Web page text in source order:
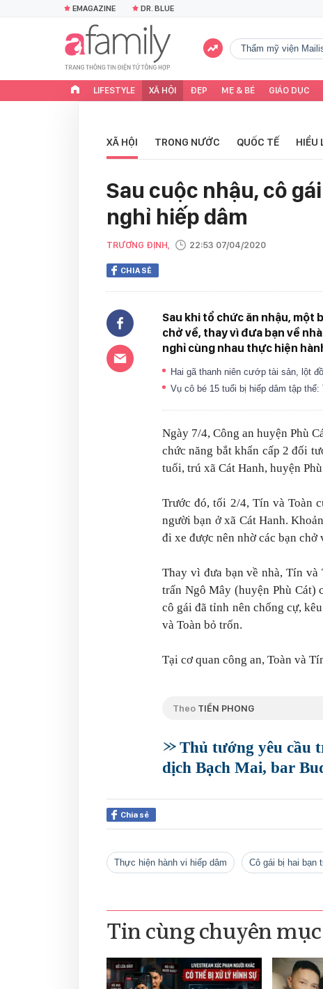
EMAGAZINE DR. BLUE
Thẩm mỹ viện
LIFESTYLE XÃ HỘI ĐẸP MẸ & BÉ GIÁO DỤC
XÃ HỘI TRONG NƯỚC QUỐC TẾ HIỂU
Sau cuộc nhậu, cô
nghỉ hiếp dâm
TRƯƠNG ĐỊNH, 22:53 07/04/2020
CHIA SẺ
Sau khi tổ chức ăn nhậu, một
chở về, thay vì đưa bạn về
nghỉ cùng nhau thực hiện
Hai gã thanh niên cướp tài sản, lột
Vụ cô bé 15 tuổi bị hiếp dâm tập
Ngày 7/4, Công an huyện Phù
chức năng bắt khẩn cấp 2 đối
tuổi, trú xã Cát Hanh, huyện
Trước đó, tối 2/4, Tín và Toàn
người bạn ở xã Cát Hanh.
đi xe được nên nhờ các bạn chở
Thay vì đưa bạn về nhà, Tín
trấn Ngô Mây (huyện Phù Cát)
cô gái đã tỉnh nên chống cự,
và Toàn bỏ trốn.
Tại cơ quan công an, Toàn và
Theo TIỀN PHONG
Thủ tướng yêu cầu
dịch Bạch Mai, bar
Chia sẻ
thực hiện hành vi hiếp dâm cô gái bị hai
Tin cùng chuyên mục